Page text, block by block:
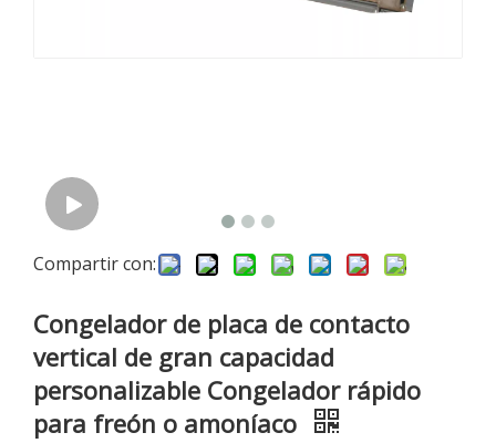
Compartir con:
Congelador de placa de contacto
vertical de gran capacidad
personalizable Congelador rápido
para freón o amoníaco